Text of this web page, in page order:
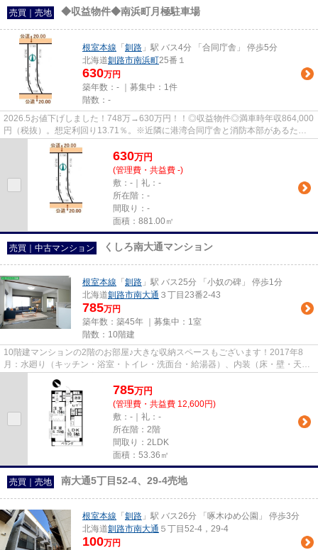
売買｜売地 ◆収益物件◆南浜町月極駐車場
根室本線 「 釧路 」駅 バス4分 「合同庁舎」 停歩5分
北海道釧路市南浜町25番１
630万円
築年数：- ｜募集中： 1件
階数：-
2026.5お値下げしました！748万→630万円！！◎収益物件◎満車時年収864,000
円（税抜）。想定利回り13.71％。※近隣に港湾合同庁舎と消防本部があるた
め、3月4月は入れ替わりが多くあります。
630万円
(管理費・共益費 -)
敷：-｜礼：-
所在階：-
間取り：-
面積：881.00㎡
売買｜中古マンション くしろ南大通マンション
根室本線 「 釧路 」駅 バス25分 「小奴の碑」 停歩1分
北海道釧路市南大通 ３丁目23番2-43
785万円
築年数：築45年 ｜募集中： 1室
階数：10階建
10階建マンションの2階のお部屋♪大きな収納スペースもございます！2017年8
月：水廻り（キッチン・浴室・トイレ・洗面台・給湯器）、内装（床・壁・天
785万円
(管理費・共益費 12,600円)
敷：-｜礼：-
所在階：2階
間取り：2LDK
面積：53.36㎡
売買｜売地 南大通5丁目52-4、29-4売地
根室本線 「 釧路 」駅 バス26分 「啄木ゆめ公園」 停歩3分
北海道釧路市南大通 ５丁目52-4，29-4
100万円